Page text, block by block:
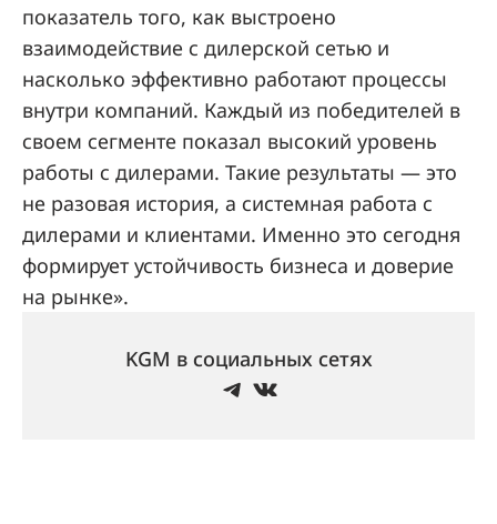
показатель того, как выстроено
взаимодействие с дилерской сетью и
насколько эффективно работают процессы
внутри компаний. Каждый из победителей в
своем сегменте показал высокий уровень
работы с дилерами. Такие результаты — это
не разовая история, а системная работа с
дилерами и клиентами. Именно это сегодня
формирует устойчивость бизнеса и доверие
на рынке».
KGM в социальных сетях